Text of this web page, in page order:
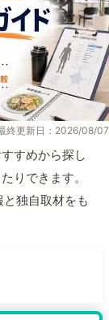
終更新日：2026/08/07
すめから探し
りできます。
独自取材をも